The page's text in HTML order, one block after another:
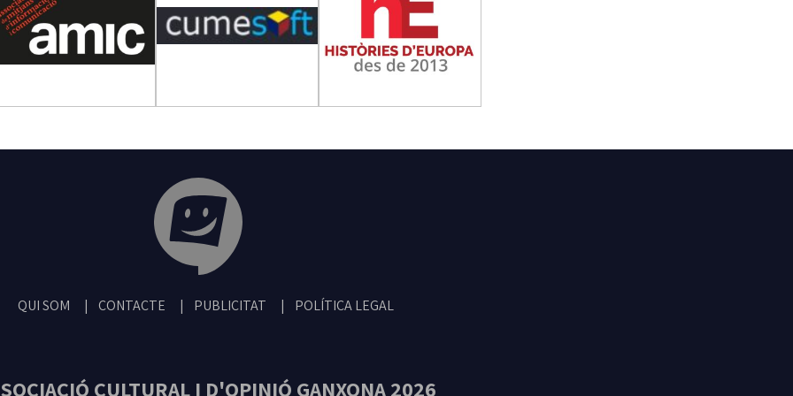
QUI SOM CONTACTE PUBLICITAT POLÍTICA LEGAL
CULTURAL I D'OPINIÓ GANXONA 2026